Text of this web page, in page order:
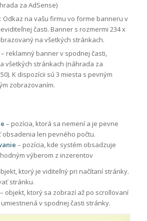
za AdSense)
Odkaz na vašu firmu vo forme banneru v
časti. Banner s rozmermi 234 x
na všetkých stránkach.
reklamný banner v spodnej časti,
všetkých stránkach (náhrada za
K dispozícii sú 3 miesta s pevným
zobrazovaním.
– pozícia, ktorá sa nemení a je pevne
len pevného počtu.
– pozícia, kde systém obsadzuje
výberom z inzerentov
ktorý je viditeľný pri načítaní stránky.
stránku.
objekt, ktorý sa zobrazí až po scrollovaní
v spodnej časti stránky.